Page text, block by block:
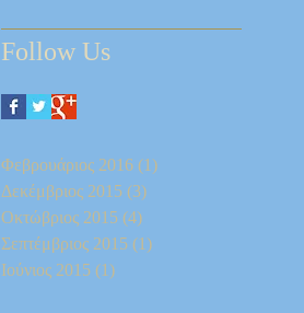
Follow Us
Φεβρουάριος 2016 (1)
Δεκέμβριος 2015 (3)
Οκτώβριος 2015 (4)
Σεπτέμβριος 2015 (1)
Ιούνιος 2015 (1)